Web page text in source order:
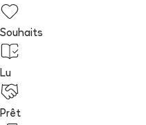
Souhaits
Lu
Prêt